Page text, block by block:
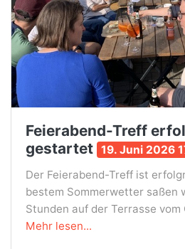
Feierabend-Treff
gestartet 19. Juni 2026
Der Feierabend-Treff ist
bestem Sommerwetter saßen
Stunden auf der Terrasse vom
Mehr lesen...